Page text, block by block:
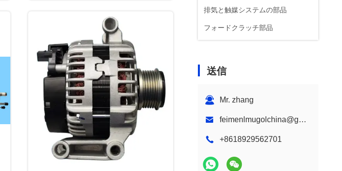
排気と触媒システムの部品
フォードクラッチ部品
送信
Mr. zhang
feimenlmugolchina@gmail.com
+8618929562701